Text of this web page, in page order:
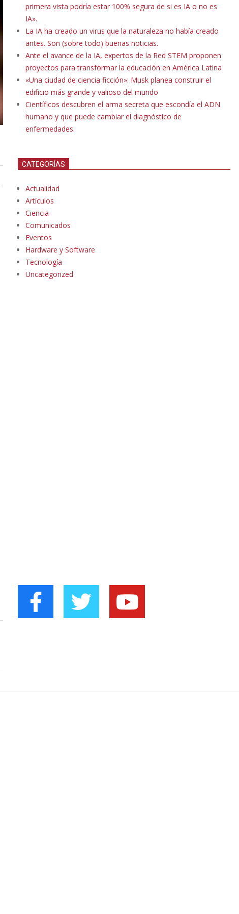
primera vista podría estar 100% segura de si es IA o no es
IA».
La IA ha creado un virus que la naturaleza no había creado
antes. Son (sobre todo) buenas noticias.
Ante el avance de la IA, expertos de la Red STEM proponen
proyectos para transformar la educación en América Latina
«Una ciudad de ciencia ficción»: Musk planea construir el
edificio más grande y valioso del mundo
Científicos descubren el arma secreta que escondía el ADN
humano y que puede cambiar el diagnóstico de
enfermedades.
CATEGORÍAS
Actualidad
Artículos
Ciencia
Comunicados
Eventos
Hardware y Software
Tecnología
Uncategorized